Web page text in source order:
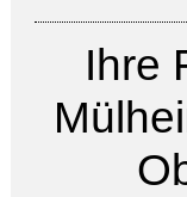
Ihre